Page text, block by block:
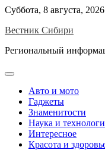
Skip
content
Суббота, 8 августа, 2026
Вестник Сибири
Региональный
Авто и мото
Гаджеты
Знаменитости
Наука и
Интересное
Красота и